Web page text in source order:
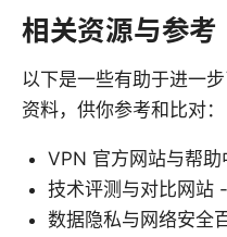
相关资源与参考
以下是一些有助于进一
资料，供你参考和比对：
VPN 官方网站与帮
技术评测与对比网站
数据隐私与网络安全